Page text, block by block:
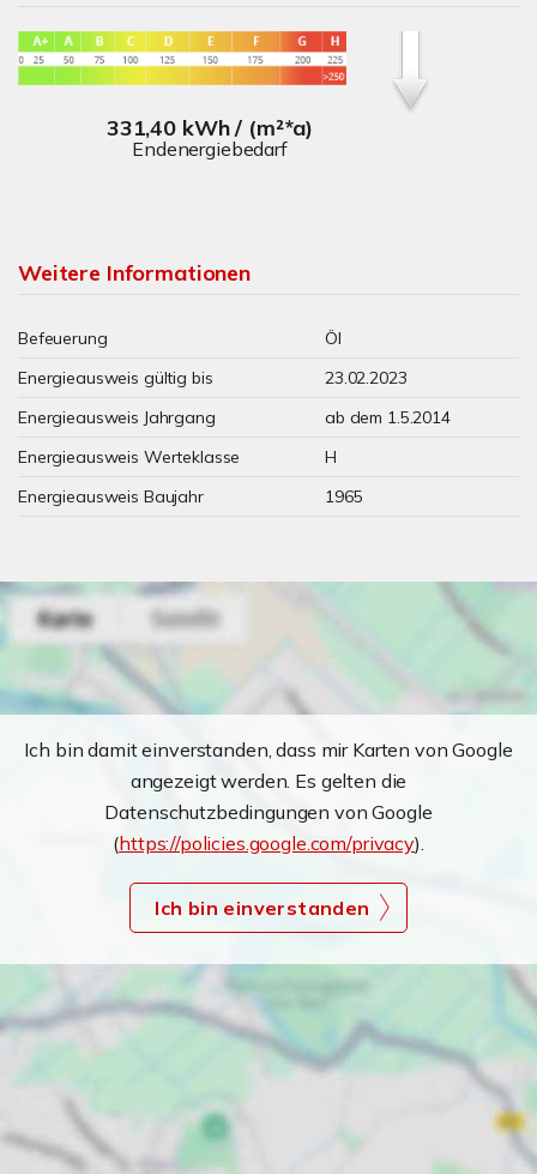
331,40 kWh / (m²*a)
Endenergiebedarf
Weitere Informationen
Befeuerung
Öl
Energieausweis gültig bis
23.02.2023
Energieausweis Jahrgang
ab dem 1.5.2014
Energieausweis Werteklasse
H
Energieausweis Baujahr
1965
Ich bin damit einverstanden, dass mir Karten von Google
angezeigt werden. Es gelten die
Datenschutzbedingungen von Google
(https://policies.google.com/privacy).
Ich bin einverstanden